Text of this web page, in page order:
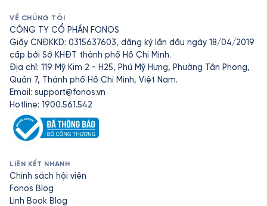
VỀ CHÚNG TÔI
CÔNG TY CỔ PHẦN FONOS
Giấy CNĐKKD: 0315637603, đăng ký lần đầu ngày 18/04/2019
cấp bởi Sở KHĐT thành phố Hồ Chí Minh.
Địa chỉ: 119 Mỹ Kim 2 - H25, Phú Mỹ Hưng, Phường Tân Phong,
Quận 7, Thành phố Hồ Chí Minh, Việt Nam.
Email: support@fonos.vn
Hotline: 1900.561.542
LIÊN KẾT NHANH
Chính sách hội viên
Fonos Blog
Linh Book Blog